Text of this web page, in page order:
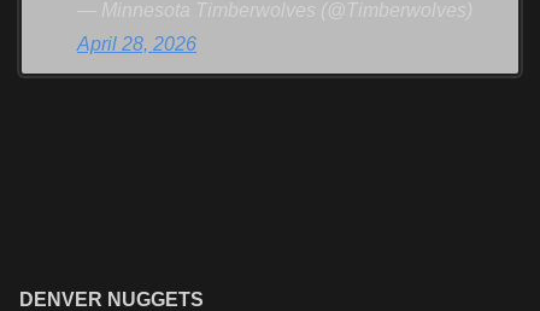
— Minnesota Timberwolves (@Timberwolves)
April 28, 2026
DENVER NUGGETS